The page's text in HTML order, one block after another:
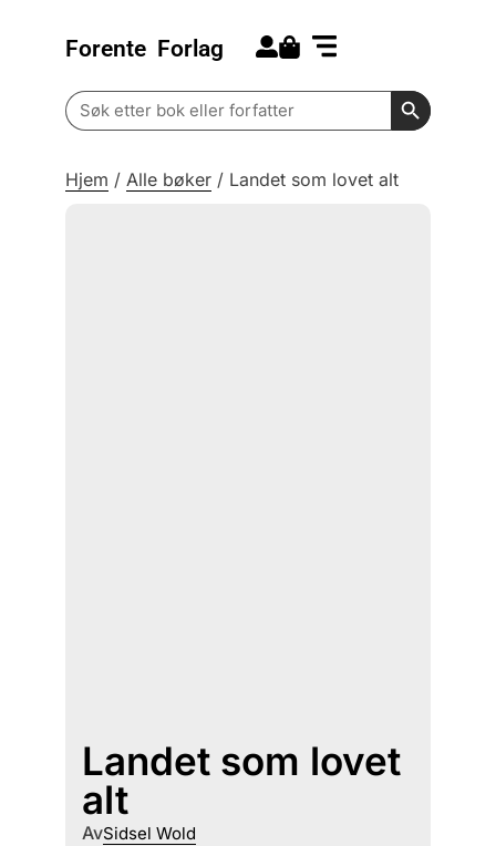
Forente Forlag
Search
for:
Search
Hjem / Alle bøker / Landet som lovet alt
Landet som lovet
alt
AvSidsel Wold